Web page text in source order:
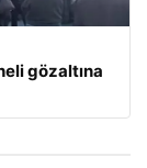
gözaltına